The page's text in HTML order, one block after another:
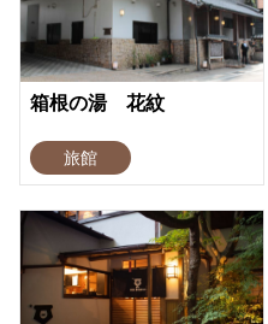
箱根の湯 花紋
旅館